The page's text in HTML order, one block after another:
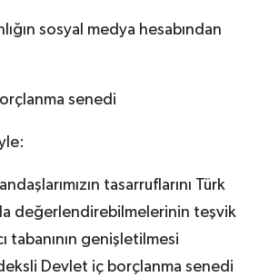
sosyal medya hesabından
senedi
tasarruflarını Türk
değerlendirebilmelerinin teşvik
tabanının genişletilmesi
Devlet iç borçlanma senedi